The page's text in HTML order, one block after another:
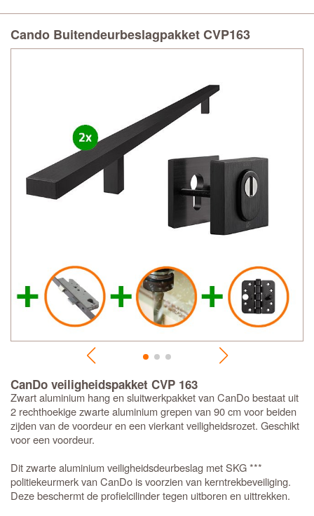
Cando Buitendeurbeslagpakket CVP163
CanDo veiligheidspakket CVP 163
Zwart aluminium hang en sluitwerkpakket van CanDo bestaat uit
2 rechthoekige zwarte aluminium grepen van 90 cm voor beiden
zijden van de voordeur en een vierkant veiligheidsrozet. Geschikt
voor een voordeur.
Dit zwarte aluminium veiligheidsdeurbeslag met SKG ***
politiekeurmerk van CanDo is voorzien van kerntrekbeveiliging.
Deze beschermt de profielcilinder tegen uitboren en uittrekken.